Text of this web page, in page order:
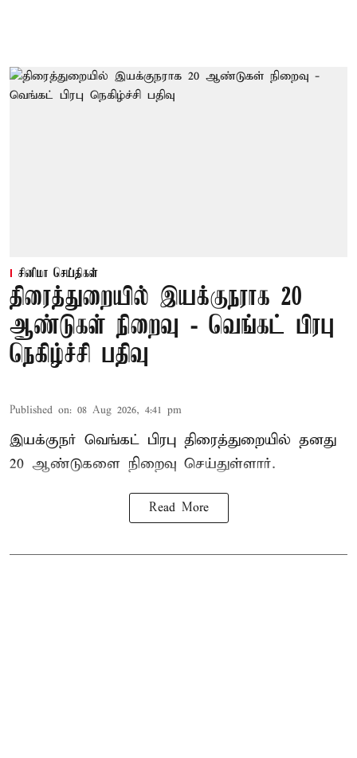
சினிமா செய்திகள்
திரைத்துறையில் இயக்குநராக 20
ஆண்டுகள் நிறைவு - வெங்கட் பிரபு
நெகிழ்ச்சி பதிவு
Published on: 08 Aug 2026, 4:41 pm
இயக்குநர் வெங்கட் பிரபு திரைத்துறையில் தனது
20 ஆண்டுகளை நிறைவு செய்துள்ளார்.
Read More